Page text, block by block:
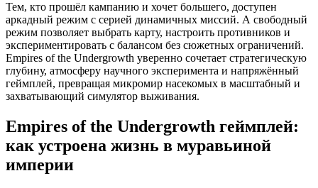
Тем, кто прошёл кампанию и хочет большего, доступен
аркадный режим с серией динамичных миссий. А свободный
режим позволяет выбрать карту, настроить противников и
экспериментировать с балансом без сюжетных ограничений.
Empires of the Undergrowth уверенно сочетает стратегическую
глубину, атмосферу научного эксперимента и напряжённый
геймплей, превращая микромир насекомых в масштабный и
захватывающий симулятор выживания.
Empires of the Undergrowth геймплей:
как устроена жизнь в муравьиной
империи